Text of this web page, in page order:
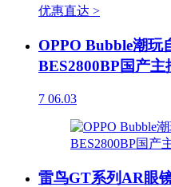
优惠直达 >
OPPO Bubble潮玩
BES2800BP国产主
7 06.03
雷鸟GT系列AR眼